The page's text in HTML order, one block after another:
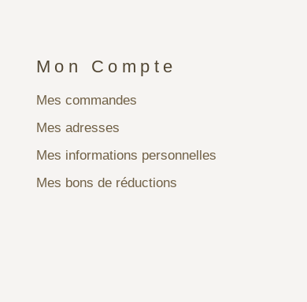
Mon Compte
Mes commandes
Mes adresses
Mes informations personnelles
Mes bons de réductions